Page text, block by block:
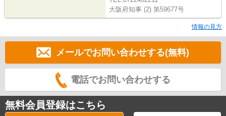
大阪府知事 (2) 第59677号
情報の見方
メールでお問い合わせする(無料)
電話でお問い合わせする
無料会員登録はこちら